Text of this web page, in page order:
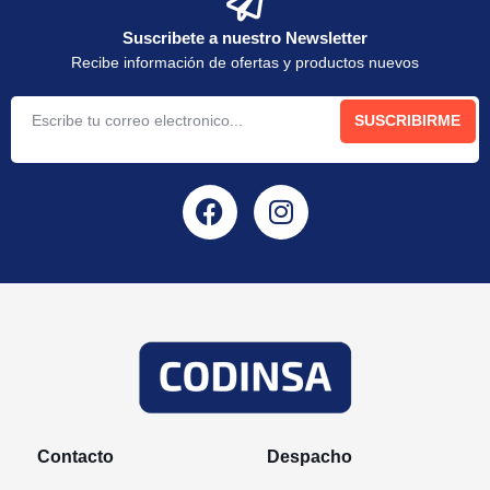
Suscribete a nuestro Newsletter
Recibe información de ofertas y productos nuevos
SUSCRIBIRME
Contacto Despacho